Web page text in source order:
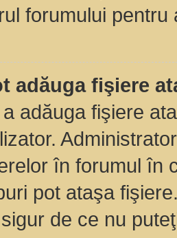
forumului pentru
adăuga fişiere
adăuga fişiere
în forumul în
pot ataşa
de ce nu